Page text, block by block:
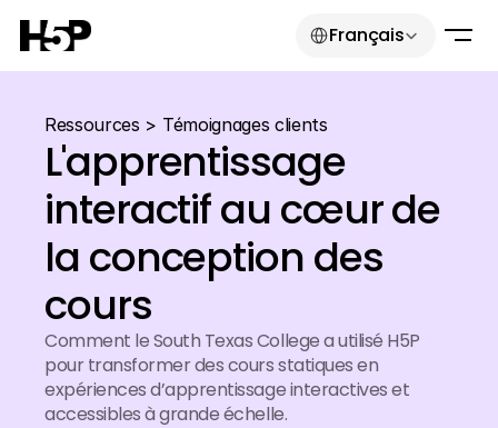
Français
Select Language
Français
Commencez gratuitement
Ressources > Témoignages clients
L'apprentissage
interactif au cœur de
la conception des
cours
Comment le South Texas College a utilisé H5P
pour transformer des cours statiques en
expériences d’apprentissage interactives et
accessibles à grande échelle.